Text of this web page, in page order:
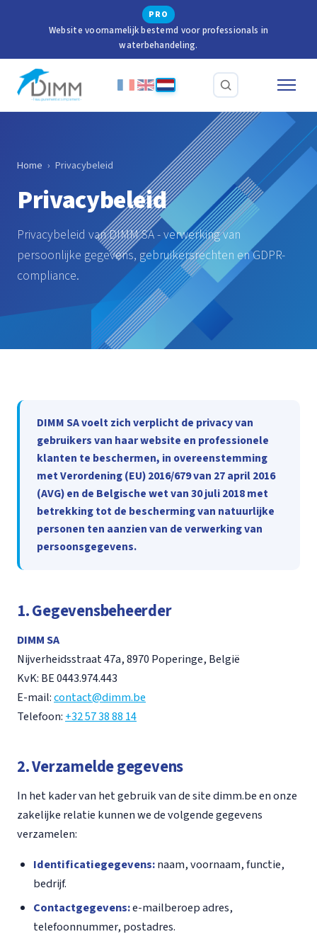
PRO
Website voornamelijk bestemd voor professionals in
waterbehandeling.
Home › Privacybeleid
Privacybeleid
Privacybeleid van DIMM SA - verwerking van
persoonlijke gegevens, gebruikersrechten en GDPR-
compliance.
DIMM SA voelt zich verplicht de privacy van
gebruikers van haar website en professionele
klanten te beschermen, in overeenstemming
met Verordening (EU) 2016/679 van 27 april 2016
(AVG) en de Belgische wet van 30 juli 2018 met
betrekking tot de bescherming van natuurlijke
personen ten aanzien van de verwerking van
persoonsgegevens.
1. Gegevensbeheerder
DIMM SA
Nijverheidsstraat 47a, 8970 Poperinge, België
KvK: BE 0443.974.443
E-mail:contact@dimm.be
Telefoon: +32 57 38 88 14
2. Verzamelde gegevens
In het kader van het gebruik van de site dimm.be en onze
zakelijke relatie kunnen we de volgende gegevens
verzamelen:
Identificatiegegevens:naam, voornaam, functie,
bedrijf.
Contactgegevens:e-mailberoep adres,
telefoonnummer, postadres.